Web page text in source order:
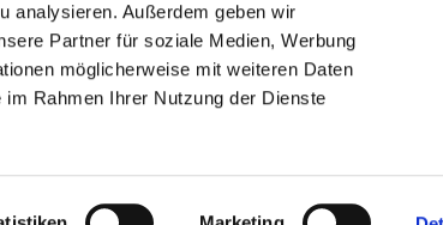
analysieren. Außerdem geben wir
Partner für soziale Medien, Werbung
möglicherweise mit weiteren Daten
Rahmen Ihrer Nutzung der Dienste
Impressum